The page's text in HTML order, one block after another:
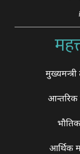
मुख्यमन्त्री
आन्तरिक
भौतिक
आर्थिक